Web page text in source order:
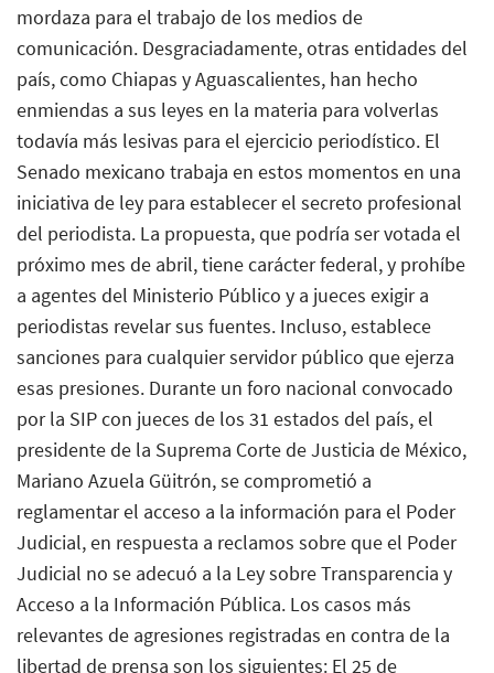
mordaza para el trabajo de los medios de
comunicación. Desgraciadamente, otras entidades del
país, como Chiapas y Aguascalientes, han hecho
enmiendas a sus leyes en la materia para volverlas
todavía más lesivas para el ejercicio periodístico. El
Senado mexicano trabaja en estos momentos en una
iniciativa de ley para establecer el secreto profesional
del periodista. La propuesta, que podría ser votada el
próximo mes de abril, tiene carácter federal, y prohíbe
a agentes del Ministerio Público y a jueces exigir a
periodistas revelar sus fuentes. Incluso, establece
sanciones para cualquier servidor público que ejerza
esas presiones. Durante un foro nacional convocado
por la SIP con jueces de los 31 estados del país, el
presidente de la Suprema Corte de Justicia de México,
Mariano Azuela Güitrón, se comprometió a
reglamentar el acceso a la información para el Poder
Judicial, en respuesta a reclamos sobre que el Poder
Judicial no se adecuó a la Ley sobre Transparencia y
Acceso a la Información Pública. Los casos más
relevantes de agresiones registradas en contra de la
libertad de prensa son los siguientes: El 25 de